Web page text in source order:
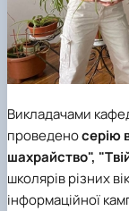
Викладачами
проведеносерію
шахрайство",
школярів різних
інформаційної